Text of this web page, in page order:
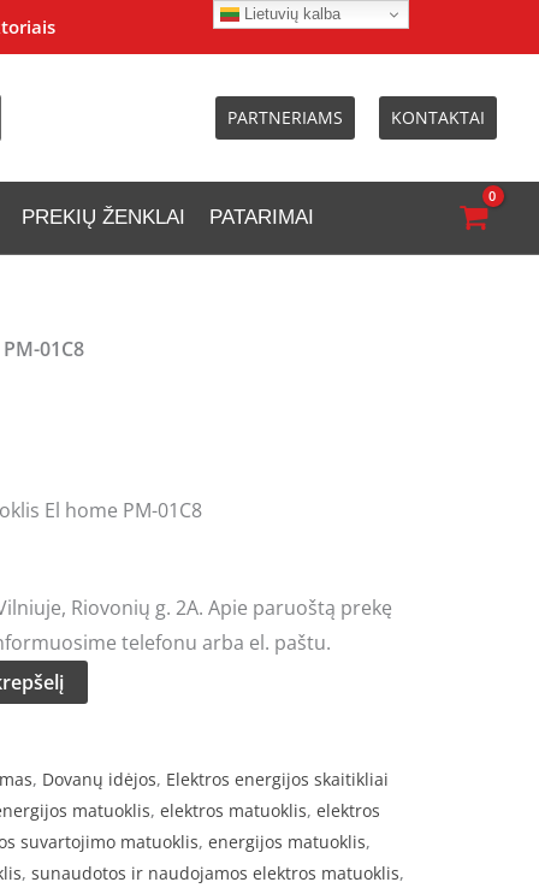
PARTNERIAMS KONTAKTAI
PREKIŲ ŽENKLAI PATARIMAI
01C8
El home PM-01C8
Riovonių g. 2A. Apie paruoštą prekę
telefonu arba el. paštu.
, Dovanų idėjos, Elektros energijos skaitikliai
matuoklis, elektros matuoklis, elektros
suvartojimo matuoklis, energijos matuoklis,
, sunaudotos ir naudojamos elektros matuoklis,
Lietuvių kalba